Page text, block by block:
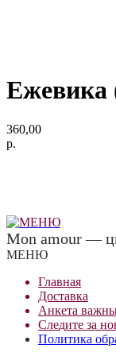
Ежевика
360,00
р.
Mon amour —
МЕНЮ
Главная
Доставка
Анкета
Следите за
Политика